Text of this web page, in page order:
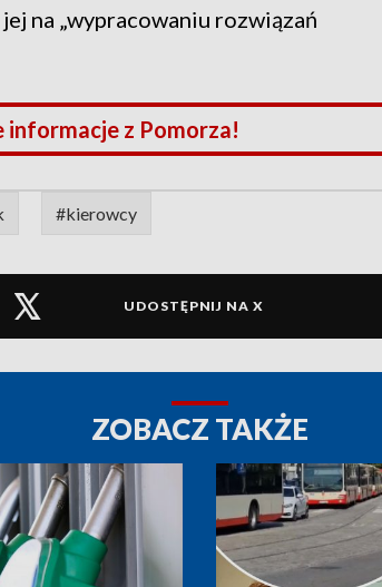
na „wypracowaniu rozwiązań
informacje z Pomorza!
#kierowcy
UDOSTĘPNIJ NA X
ZOBACZ TAKŻE